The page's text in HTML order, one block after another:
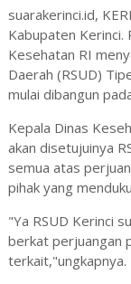
suarakerinci.id,
Kabupaten
Kesehatan RI
Daerah (RSUD)
mulai dibangun
Kepala Dinas
akan disetujuinya
semua atas
pihak yang
"Ya RSUD Kerinci
berkat perjuangan
terkait,"ungkapnya.